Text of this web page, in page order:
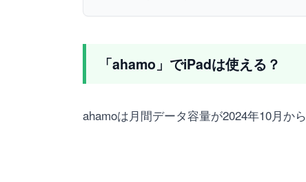
「ahamo」でiPadは使える？
ahamoは月間データ容量が2024年10月から